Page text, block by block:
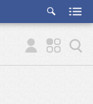
etu
p